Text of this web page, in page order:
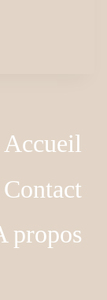
Accueil
Contact
propos